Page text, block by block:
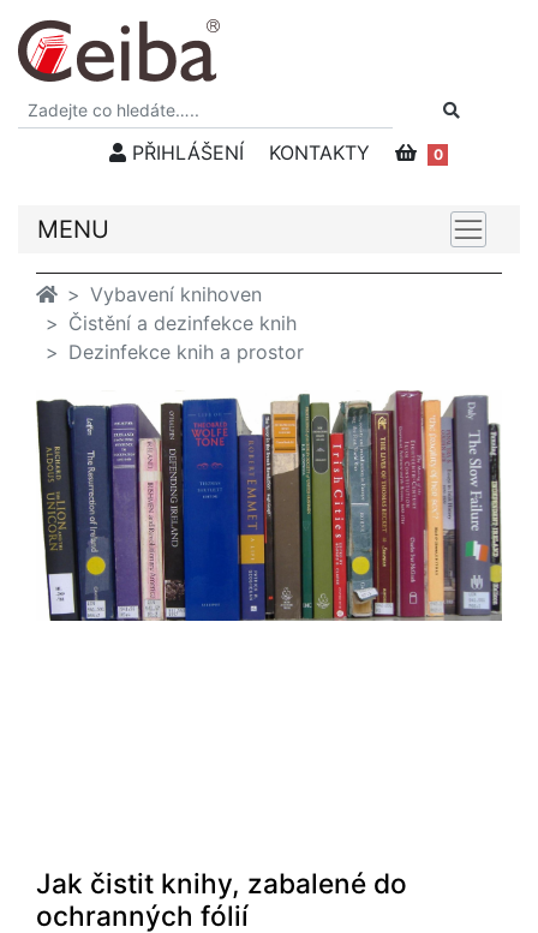
PŘIHLÁŠENÍ KONTAKTY 0
MENU
Vybavení knihoven
Čistění a dezinfekce knih
Dezinfekce knih a prostor
Jak čistit knihy, zabalené do
ochranných fólií